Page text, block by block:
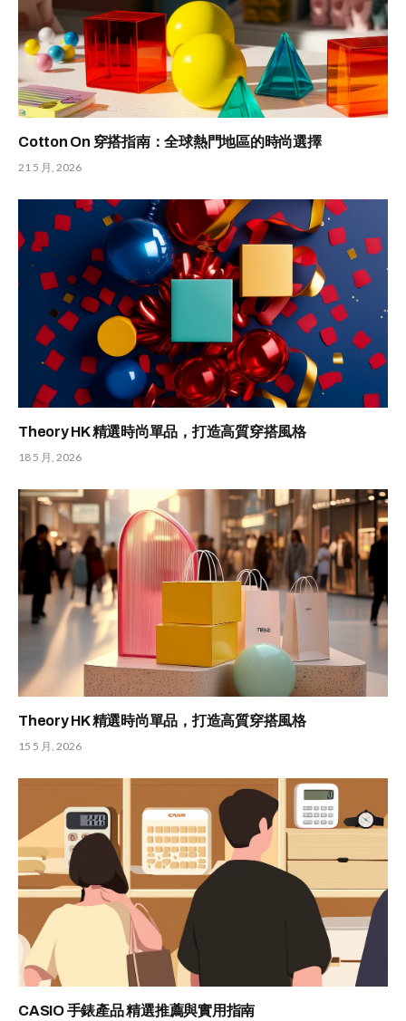
Cotton On 穿搭指南：全球熱門地區的時尚選擇
21 5 月, 2026
Theory HK 精選時尚單品，打造高質穿搭風格
18 5 月, 2026
Theory HK 精選時尚單品，打造高質穿搭風格
15 5 月, 2026
CASIO 手錶產品 精選推薦與實用指南